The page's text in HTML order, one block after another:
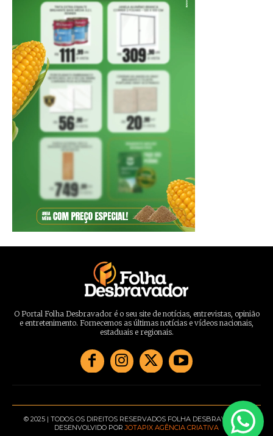
O Portal Folha Desbravador é o seu site de notícias, entrevistas, opinião
e entretenimento. Fornecemos as últimas notícias e vídeos nacionais,
estaduais e regionais.
© 2025 | TODOS OS DIREITOS RESERVADOS FOLHA DESBRAVADOR |
DESENVOLVIDO PORJOTAPIX AGÊNCIA CRIATIVA